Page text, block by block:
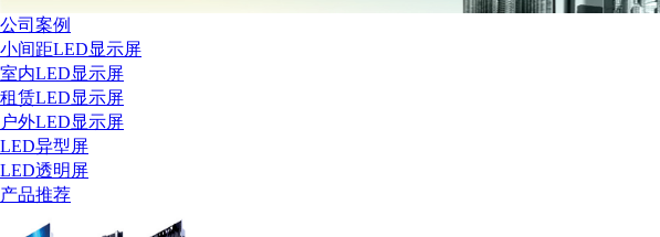
公司案例
小间距LED显示屏
室内LED显示屏
租赁LED显示屏
户外LED显示屏
LED异型屏
LED透明屏
产品推荐